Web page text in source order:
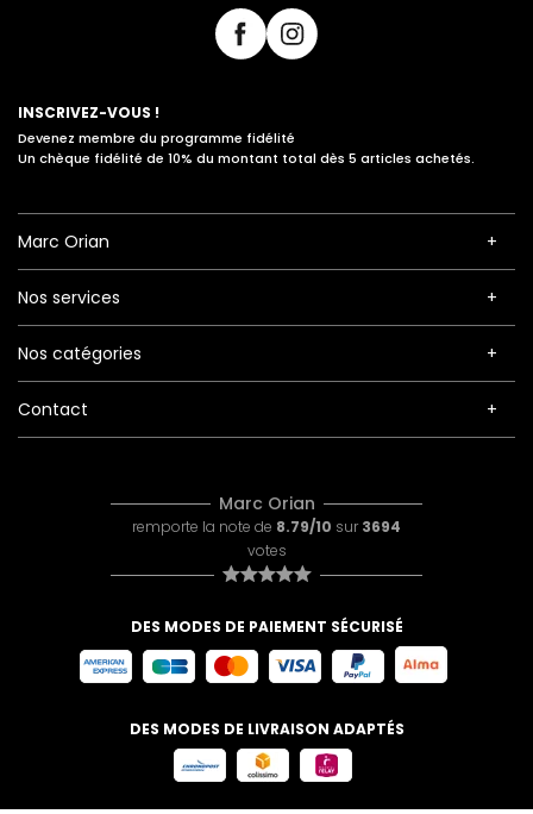
INSCRIVEZ-VOUS !
Devenez membre du programme fidélité
Un chèque fidélité de 10% du montant total dès 5 articles achetés.
Marc Orian
Nos services
Nos catégories
Contact
Marc Orian
remporte la note de 8.79/10 sur 3694
votes
DES MODES DE PAIEMENT SÉCURISÉ
DES MODES DE LIVRAISON ADAPTÉS